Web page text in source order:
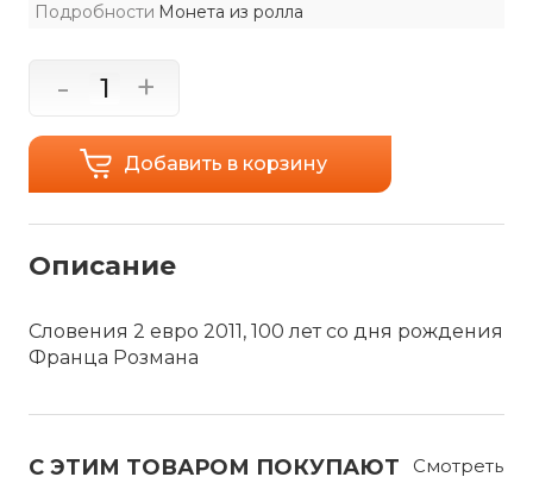
Подробности Монета из ролла
- +
Добавить в корзину
Описание
Словения 2 евро 2011, 100 лет со дня рождения
Франца Розмана
С ЭТИМ ТОВАРОМ ПОКУПАЮТ
Смотреть